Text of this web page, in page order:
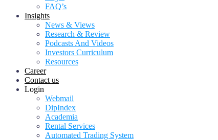
FAQ’s
Insights
News & Views
Research & Review
Podcasts And Videos
Investors Curriculum
Resources
Career
Contact us
Login
Webmail
DipIndex
Academia
Rental Services
Automated Trading System